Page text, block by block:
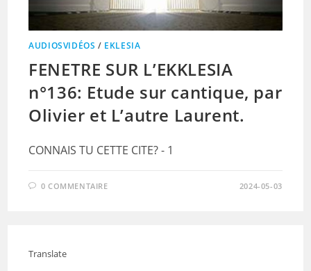
AUDIOSVIDÉOS / EKLESIA
FENETRE SUR L’EKKLESIA
n°136: Etude sur cantique, par
Olivier et L’autre Laurent.
CONNAIS TU CETTE CITE? - 1
0 COMMENTAIRE 2024-05-03
Translate